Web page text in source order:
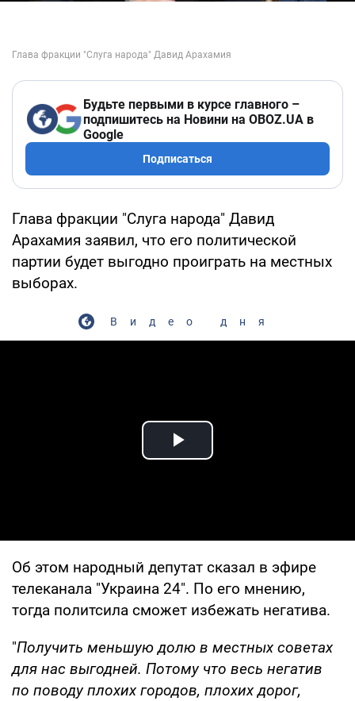
Будьте первыми в курсе главного –
подпишитесь на Новини на OBOZ.UA в
Google
Подписаться
Глава фракции "Слуга народа" Давид
Арахамия заявил, что его политической
партии будет выгодно проиграть на местных
выборах.
Видео дня
Play Video
Об этом народный депутат сказал в эфире
телеканала "Украина 24". По его мнению,
тогда политсила сможет избежать негатива.
"Получить меньшую долю в местных советах
для нас выгодней. Потому что весь негатив
по поводу плохих городов, плохих дорог,